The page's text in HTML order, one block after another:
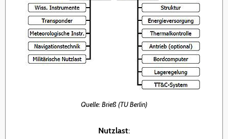
Quelle: Brieß (TU Berlin)
Nutzlast: